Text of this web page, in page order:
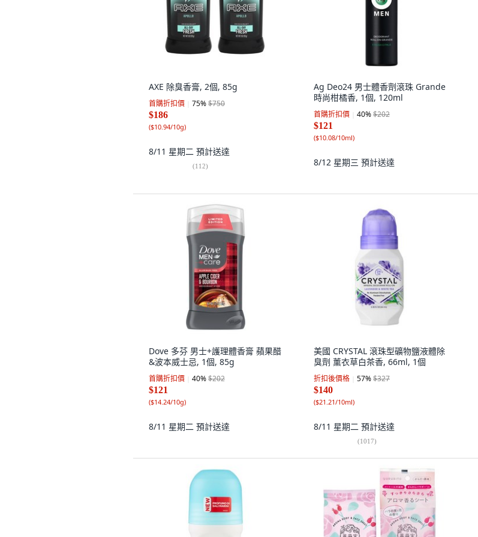
AXE 除臭香膏, 2個, 85g
首購折扣價 75%$750
$186
($10.94/10g)
8/11 星期二 預計送達
(112)
Ag Deo24 男士體香劑滾珠 Grande
時尚柑橘香, 1個, 120ml
首購折扣價 40%$202
$121
($10.08/10ml)
8/12 星期三 預計送達
Dove 多芬 男士+護理體香膏 蘋果醋
&波本威士忌, 1個, 85g
首購折扣價 40%$202
$121
($14.24/10g)
8/11 星期二 預計送達
美國 CRYSTAL 滾珠型礦物鹽液體除
臭劑 薰衣草白茶香, 66ml, 1個
折扣後價格 57%$327
$140
($21.21/10ml)
8/11 星期二 預計送達
(1017)